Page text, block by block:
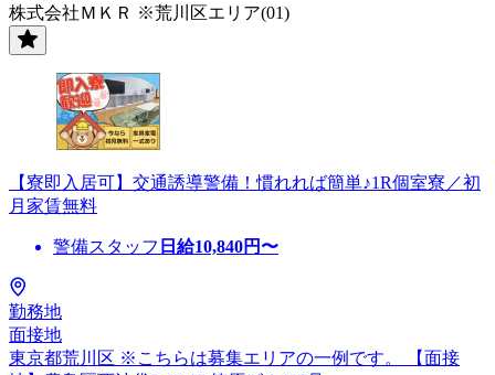
株式会社ＭＫＲ ※荒川区エリア(01)
【寮即入居可】交通誘導警備！慣れれば簡単♪1R個室寮／初
月家賃無料
警備スタッフ 日給10,840円〜
勤務地
面接地
東京都荒川区 ※こちらは募集エリアの一例です。 【面接